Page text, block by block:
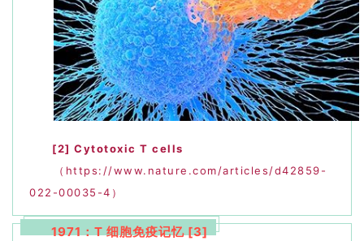
[2] Cytotoxic T cells
（https://www.nature.com/articles/d42859-
022-00035-4）
1971：T 细胞免疫记忆 [3]